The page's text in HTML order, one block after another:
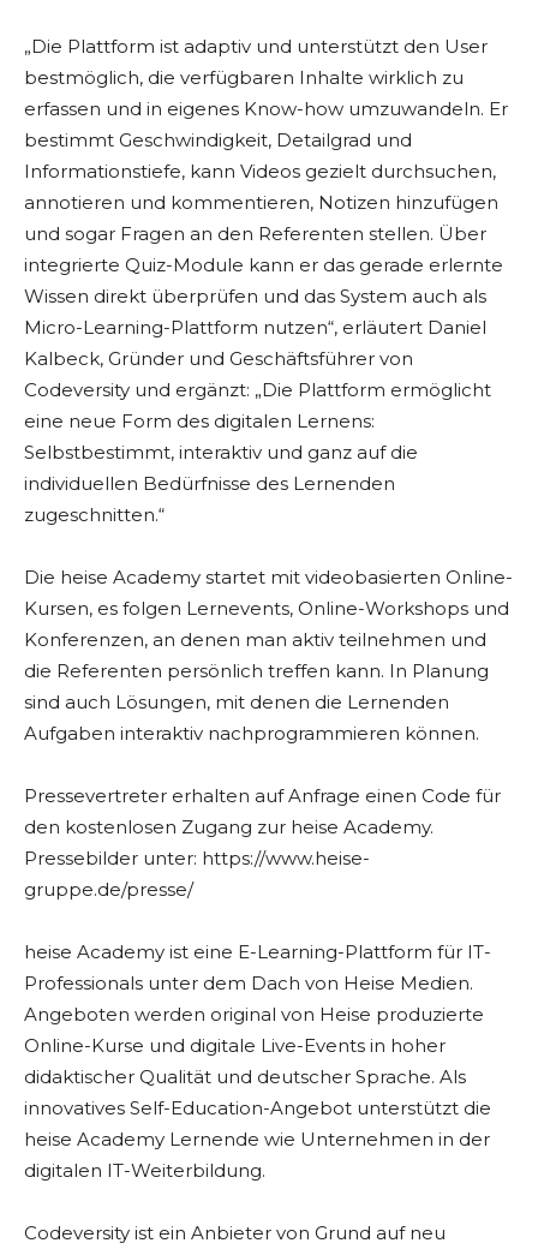
„Die Plattform ist adaptiv und unterstützt den User
bestmöglich, die verfügbaren Inhalte wirklich zu
erfassen und in eigenes Know-how umzuwandeln. Er
bestimmt Geschwindigkeit, Detailgrad und
Informationstiefe, kann Videos gezielt durchsuchen,
annotieren und kommentieren, Notizen hinzufügen
und sogar Fragen an den Referenten stellen. Über
integrierte Quiz-Module kann er das gerade erlernte
Wissen direkt überprüfen und das System auch als
Micro-Learning-Plattform nutzen“, erläutert Daniel
Kalbeck, Gründer und Geschäftsführer von
Codeversity und ergänzt: „Die Plattform ermöglicht
eine neue Form des digitalen Lernens:
Selbstbestimmt, interaktiv und ganz auf die
individuellen Bedürfnisse des Lernenden
zugeschnitten.“
Die heise Academy startet mit videobasierten Online-
Kursen, es folgen Lernevents, Online-Workshops und
Konferenzen, an denen man aktiv teilnehmen und
die Referenten persönlich treffen kann. In Planung
sind auch Lösungen, mit denen die Lernenden
Aufgaben interaktiv nachprogrammieren können.
Pressevertreter erhalten auf Anfrage einen Code für
den kostenlosen Zugang zur heise Academy.
Pressebilder unter: https://www.heise-
gruppe.de/presse/
heise Academy ist eine E-Learning-Plattform für IT-
Professionals unter dem Dach von Heise Medien.
Angeboten werden original von Heise produzierte
Online-Kurse und digitale Live-Events in hoher
didaktischer Qualität und deutscher Sprache. Als
innovatives Self-Education-Angebot unterstützt die
heise Academy Lernende wie Unternehmen in der
digitalen IT-Weiterbildung.
Codeversity ist ein Anbieter von Grund auf neu